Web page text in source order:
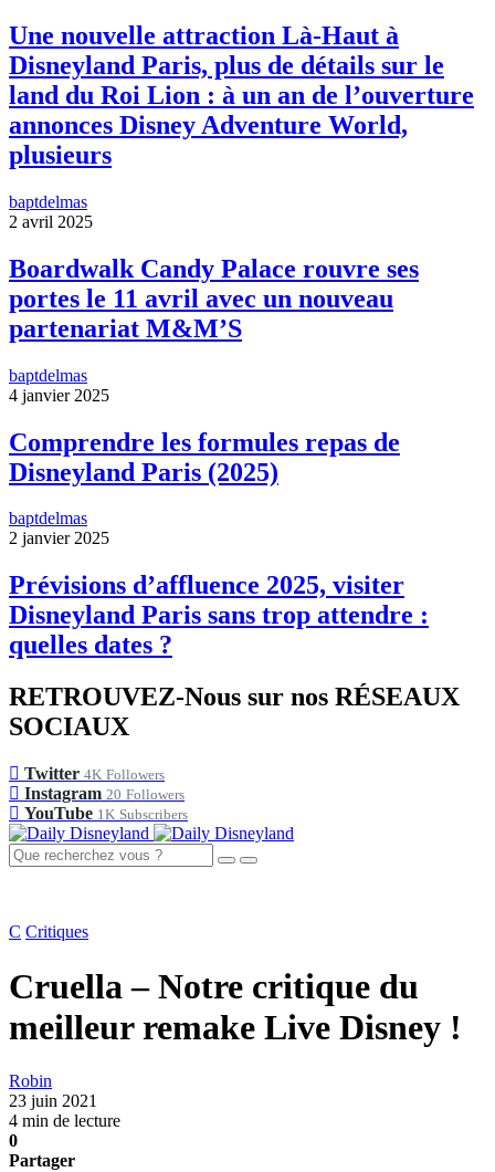
Une nouvelle attraction Là-Haut à
Disneyland Paris, plus de détails sur le
land du Roi Lion : à un an de l’ouverture
annonces Disney Adventure World,
plusieurs
baptdelmas
2 avril 2025
Boardwalk Candy Palace rouvre ses
portes le 11 avril avec un nouveau
partenariat M&M’S
baptdelmas
4 janvier 2025
Comprendre les formules repas de
Disneyland Paris (2025)
baptdelmas
2 janvier 2025
Prévisions d’affluence 2025, visiter
Disneyland Paris sans trop attendre :
quelles dates ?
RETROUVEZ-Nous sur nos RÉSEAUX
SOCIAUX
Twitter 4K Followers
Instagram 20 Followers
YouTube 1K Subscribers
C Critiques
Cruella – Notre critique du
meilleur remake Live Disney !
Robin
23 juin 2021
4 min de lecture
0
Partager